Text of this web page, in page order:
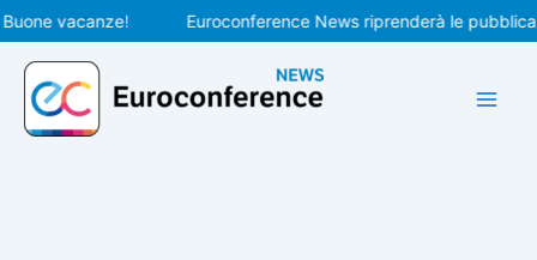
Vai
al
contenuto
vacanze! Euroconference News riprenderà le